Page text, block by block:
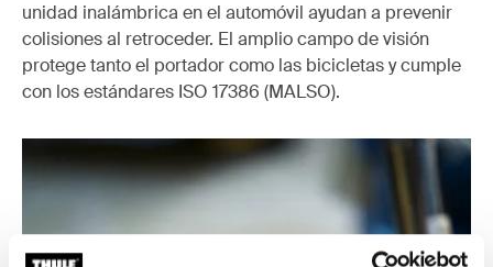
unidad inalámbrica en el automóvil ayudan a prevenir
colisiones al retroceder. El amplio campo de visión
protege tanto el portador como las bicicletas y cumple
con los estándares ISO 17386 (MALSO).